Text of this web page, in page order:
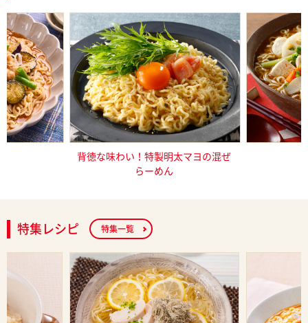
背徳な味わい！特製明太マヨの混ぜ
らーめん
特集レシピ 特集一覧